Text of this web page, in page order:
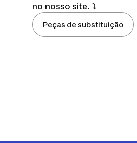
no nosso site. ⤵️
Peças de substituição